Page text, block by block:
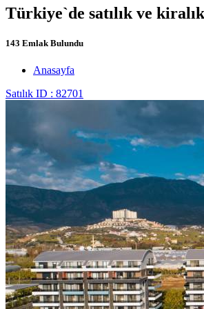
Türkiye`de satılık ve
143 Emlak Bulundu
Anasayfa
Satılık ID : 82701